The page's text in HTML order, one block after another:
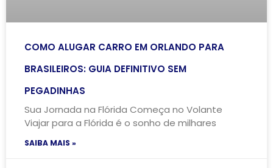
COMO ALUGAR CARRO EM ORLANDO PARA
BRASILEIROS: GUIA DEFINITIVO SEM
PEGADINHAS
Sua Jornada na Flórida Começa no Volante
Viajar para a Flórida é o sonho de milhares
SAIBA MAIS »